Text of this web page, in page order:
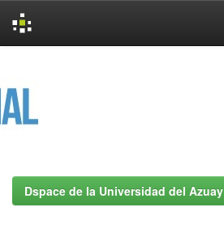
Dspace de la Universidad del Azuay